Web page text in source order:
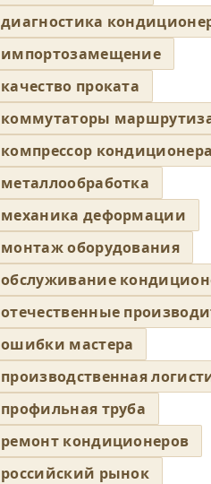
диагностика
импортозамещение
качество проката
коммутаторы
компрессор кондиционера
металлообработка
механика деформации
монтаж оборудования
обслуживание
отечественные
ошибки мастера
производственная
профильная труба
ремонт кондиционеров
российский рынок